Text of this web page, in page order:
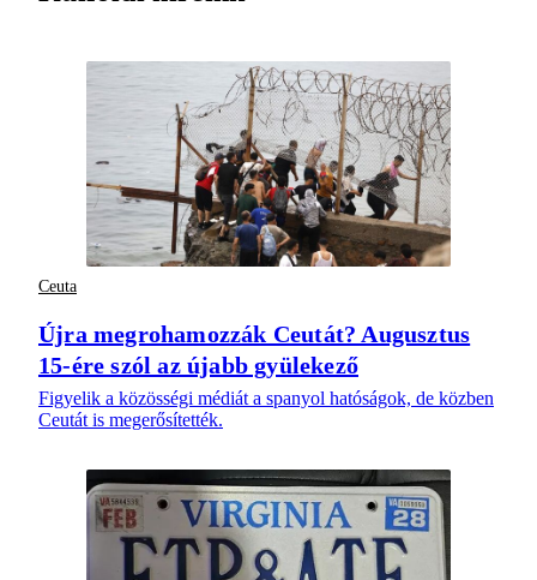
Ceuta
Újra megrohamozzák Ceutát? Augusztus
15-ére szól az újabb gyülekező
Figyelik a közösségi médiát a spanyol hatóságok, de közben
Ceutát is megerősítették.